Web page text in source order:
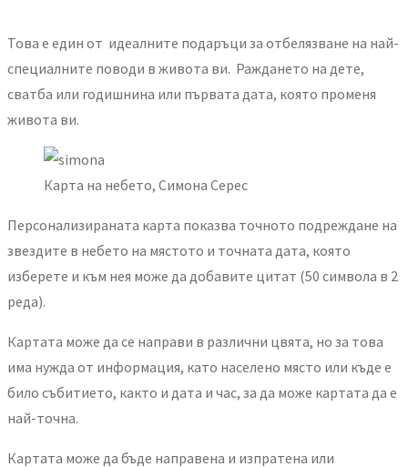
Това е един от идеалните подаръци за отбелязване на най-
специалните поводи в живота ви. Раждането на дете,
сватба или годишнина или първата дата, която променя
живота ви.
Карта на небето, Симона Серес
Персонализираната карта показва точното подреждане на
звездите в небето на мястото и точната дата, която
изберете и към нея може да добавите цитат (50 символа в 2
реда).
Картата може да се направи в различни цвята, но за това
има нужда от информация, като населено място или къде е
било събитието, както и дата и час, за да може картата да е
най-точна.
Картата може да бъде направена и изпратена или